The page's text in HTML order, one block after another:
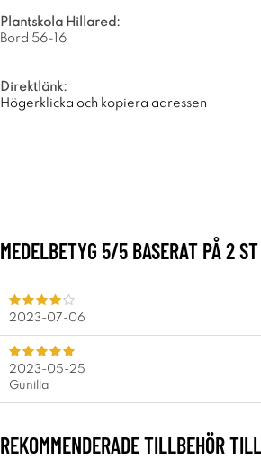
Plantskola Hillared:
Bord 56-16
Direktlänk:
Högerklicka och kopiera adressen
MEDELBETYG 5/5 BASERAT PÅ2
2023-07-06
2023-05-25
Gunilla
REKOMMENDERADE TILLBEHÖR